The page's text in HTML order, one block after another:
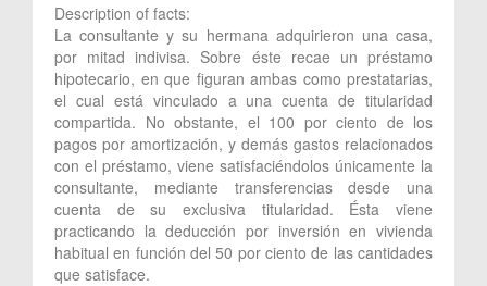
Description of facts:
La consultante y su hermana adquirieron una casa,
por mitad indivisa. Sobre éste recae un préstamo
hipotecario, en que figuran ambas como prestatarias,
el cual está vinculado a una cuenta de titularidad
compartida. No obstante, el 100 por ciento de los
pagos por amortización, y demás gastos relacionados
con el préstamo, viene satisfaciéndolos únicamente la
consultante, mediante transferencias desde una
cuenta de su exclusiva titularidad. Ésta viene
practicando la deducción por inversión en vivienda
habitual en función del 50 por ciento de las cantidades
que satisface.